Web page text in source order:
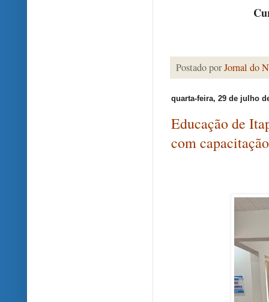
Postado porJornal do
quarta-feira, 29 de julho
Educação de
com